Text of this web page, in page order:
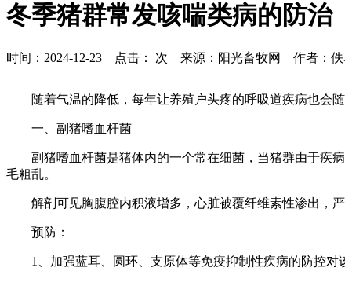
冬季猪群常发咳喘类病的防治
时间：2024-12-23 点击： 次 来源：阳光畜牧网 作者：佚
随着气温的降低，每年让养殖户头疼的呼吸道疾病也会
一、副猪嗜血杆菌
副猪嗜血杆菌是猪体内的一个常在细菌，当猪群由于疾
毛粗乱。
解剖可见胸腹腔内积液增多，心脏被覆纤维素性渗出
预防：
1、加强蓝耳、圆环、支原体等免疫抑制性疾病的防控